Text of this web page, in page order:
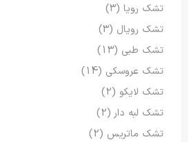
تشک رویا (3)
تشک رویال (3)
تشک طبی (13)
تشک عروسکی (14)
تشک لایکو (2)
تشک لبه دار (2)
تشک ماتریس (2)